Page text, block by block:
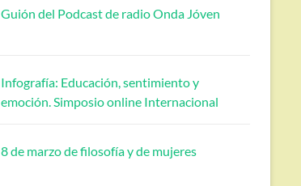
Guión del Podcast de radio Onda Jóven
Infografía: Educación, sentimiento y
emoción. Simposio online Internacional
8 de marzo de filosofía y de mujeres